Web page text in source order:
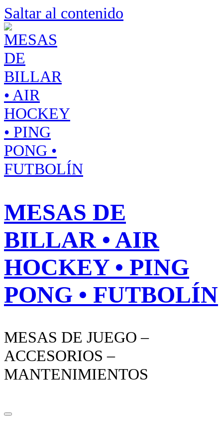
Saltar al contenido
MESAS DE
BILLAR • AIR
HOCKEY • PING
PONG • FUTBOLÍN
MESAS DE JUEGO –
ACCESORIOS –
MANTENIMIENTOS